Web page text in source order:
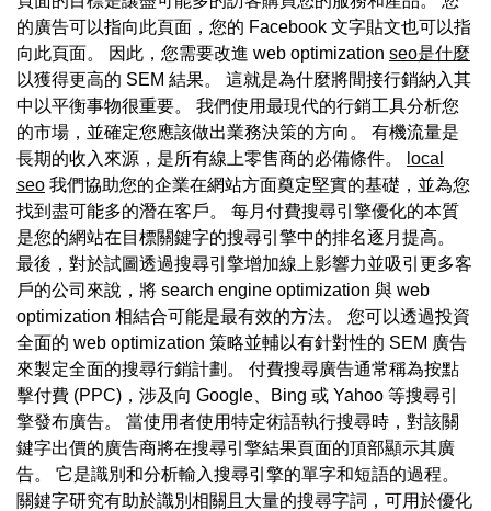
的廣告可以指向此頁面，您的 Facebook 文字貼文也可以指
向此頁面。 因此，您需要改進 web optimization seo是什麼
以獲得更高的 SEM 結果。 這就是為什麼將間接行銷納入其
中以平衡事物很重要。 我們使用最現代的行銷工具分析您
的市場，並確定您應該做出業務決策的方向。 有機流量是
長期的收入來源，是所有線上零售商的必備條件。
local
seo 我們協助您的企業在網站方面奠定堅實的基礎，並為您
找到盡可能多的潛在客戶。 每月付費搜尋引擎優化的本質
是您的網站在目標關鍵字的搜尋引擎中的排名逐月提高。
最後，對於試圖透過搜尋引擎增加線上影響力並吸引更多客
戶的公司來說，將 search engine optimization 與 web
optimization 相結合可能是最有效的方法。 您可以透過投資
全面的 web optimization 策略並輔以有針對性的 SEM 廣告
來製定全面的搜尋行銷計劃。 付費搜尋廣告通常稱為按點
擊付費 (PPC)，涉及向 Google、Bing 或 Yahoo 等搜尋引
擎發布廣告。 當使用者使用特定術語執行搜尋時，對該關
鍵字出價的廣告商將在搜尋引擎結果頁面的頂部顯示其廣
告。 它是識別和分析輸入搜尋引擎的單字和短語的過程。
關鍵字研究有助於識別相關且大量的搜尋字詞，可用於優化